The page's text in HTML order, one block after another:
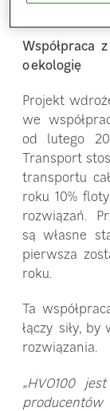
Współpraca
o ekologię
Projekt
we
od lutego
Transport
transportu
roku 10%
rozwiązań.
są własne
pierwsza
roku.
Ta
łączy siły,
rozwiązania.
„HVO100